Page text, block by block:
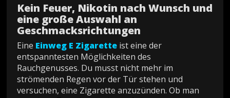
Kein Feuer, Nikotin nach Wunsch und
eine große Auswahl an
Geschmacksrichtungen
Eine Einweg E Zigaretteist eine der
entspanntesten Möglichkeiten des
Rauchgenusses. Du musst nicht mehr im
strömenden Regen vor der Tür stehen und
versuchen, eine Zigarette anzuzünden. Ob man